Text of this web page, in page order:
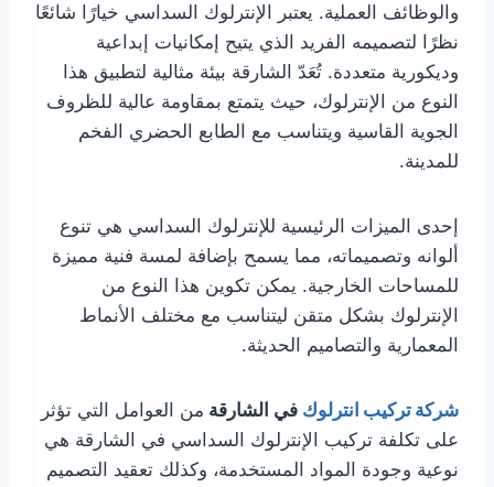
والوظائف العملية. يعتبر الإنترلوك السداسي خيارًا شائعًا
نظرًا لتصميمه الفريد الذي يتيح إمكانيات إبداعية
وديكورية متعددة. تُعَدّ الشارقة بيئة مثالية لتطبيق هذا
النوع من الإنترلوك، حيث يتمتع بمقاومة عالية للظروف
الجوية القاسية ويتناسب مع الطابع الحضري الفخم
للمدينة.
إحدى الميزات الرئيسية للإنترلوك السداسي هي تنوع
ألوانه وتصميماته، مما يسمح بإضافة لمسة فنية مميزة
للمساحات الخارجية. يمكن تكوين هذا النوع من
الإنترلوك بشكل متقن ليتناسب مع مختلف الأنماط
المعمارية والتصاميم الحديثة.
شركة تركيب انترلوك في الشارقة من العوامل التي تؤثر
على تكلفة تركيب الإنترلوك السداسي في الشارقة هي
نوعية وجودة المواد المستخدمة، وكذلك تعقيد التصميم